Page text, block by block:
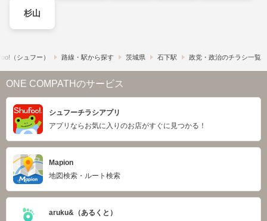
杉山
（シュフー） 路線・駅から探す 茨城県 石下駅 政党・政治のチラシ一覧
ONE COMPATHのサービス
シュフーチラシアプリ
アプリならお気に入りのお店がすぐに見つかる！
Mapion
地図検索・ルート検索
aruku&（あるくと）